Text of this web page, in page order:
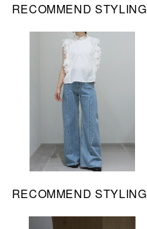
RECOMMEND STYLING
RECOMMEND STYLING